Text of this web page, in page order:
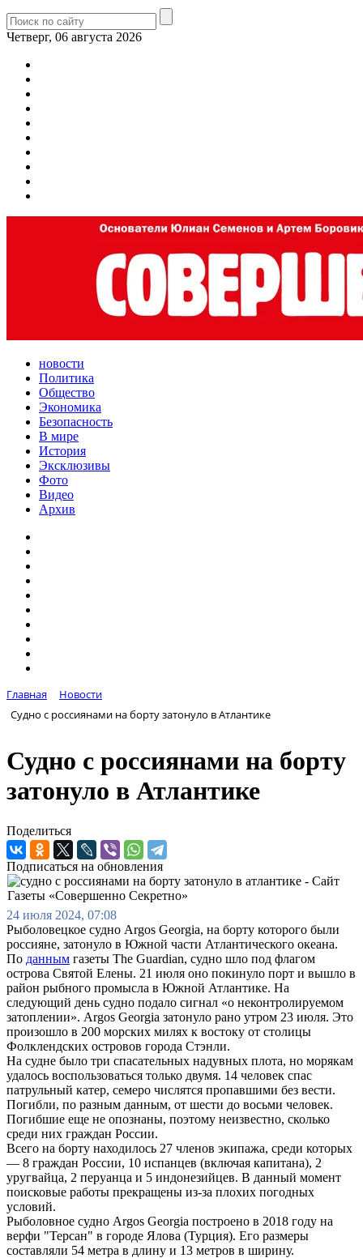
Четверг, 06 августа 2026
новости
Политика
Общество
Экономика
Безопасность
В мире
История
Эксклюзивы
Фото
Видео
Архив
Главная
Новости
Судно с россиянами на борту затонуло в Атлантике
Судно с россиянами на борту
затонуло в Атлантике
Поделиться
Подписаться на обновления
24 июля 2024, 07:08
Рыболовецкое судно Argos Georgia, на борту которого были
россияне, затонуло в Южной части Атлантического океана.
По данным газеты The Guardian, судно шло под флагом
острова Святой Елены. 21 июля оно покинуло порт и вышло в
район рыбного промысла в Южной Атлантике. На
следующий день судно подало сигнал «о неконтролируемом
затоплении». Argos Georgia затонуло рано утром 23 июля. Это
произошло в 200 морских милях к востоку от столицы
Фолклендских островов города Стэнли.
На судне было три спасательных надувных плота, но морякам
удалось воспользоваться только двумя. 14 человек спас
патрульный катер, семеро числятся пропавшими без вести.
Погибли, по разным данным, от шести до восьми человек.
Погибшие еще не опознаны, поэтому неизвестно, сколько
среди них граждан России.
Всего на борту находилось 27 членов экипажа, среди которых
— 8 граждан России, 10 испанцев (включая капитана), 2
уругвайца, 2 перуанца и 5 индонезийцев. В данный момент
поисковые работы прекращены из-за плохих погодных
условий.
Рыболовное судно Argos Georgia построено в 2018 году на
верфи "Терсан" в городе Ялова (Турция). Его размеры
составляли 54 метра в длину и 13 метров в ширину.